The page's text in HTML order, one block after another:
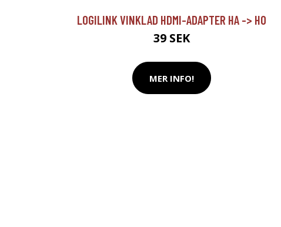
LOGILINK VINKLAD HDMI-ADAPTER HA -> HO
39 SEK
MER INFO!